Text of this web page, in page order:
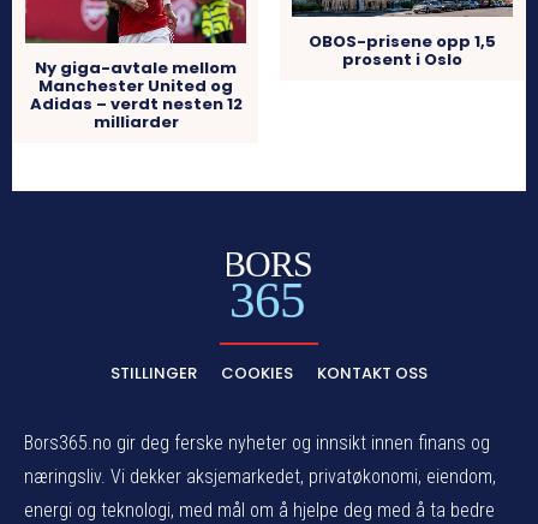
Ny giga-avtale mellom
Manchester United og
Adidas – verdt nesten 12
milliarder
OBOS-prisene opp 1,5
prosent i Oslo
BORS
365
STILLINGER COOKIES KONTAKT OSS
Bors365.no gir deg ferske nyheter og innsikt innen finans og
næringsliv. Vi dekker aksjemarkedet, privatøkonomi, eiendom,
energi og teknologi, med mål om å hjelpe deg med å ta bedre